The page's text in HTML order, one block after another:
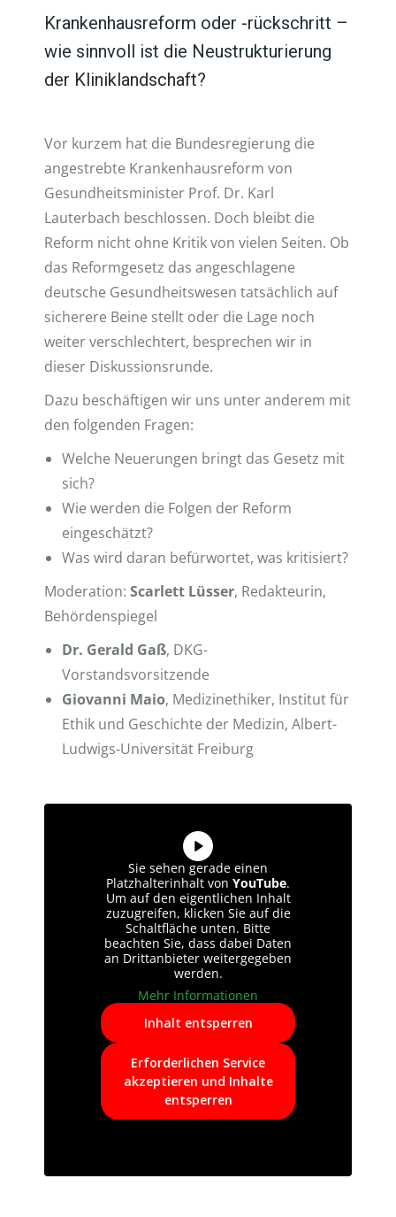
Krankenhausreform oder -rückschritt –
wie sinnvoll ist die Neustrukturierung
der Kliniklandschaft?
Vor kurzem hat die Bundesregierung die
angestrebte Krankenhausreform von
Gesundheitsminister Prof. Dr. Karl
Lauterbach beschlossen. Doch bleibt die
Reform nicht ohne Kritik von vielen Seiten. Ob
das Reformgesetz das angeschlagene
deutsche Gesundheitswesen tatsächlich auf
sicherere Beine stellt oder die Lage noch
weiter verschlechtert, besprechen wir in
dieser Diskussionsrunde.
Dazu beschäftigen wir uns unter anderem mit
den folgenden Fragen:
Welche Neuerungen bringt das Gesetz mit
sich?
Wie werden die Folgen der Reform
eingeschätzt?
Was wird daran befürwortet, was kritisiert?
Moderation: Scarlett Lüsser, Redakteurin,
Behördenspiegel
Dr. Gerald Gaß, DKG-
Vorstandsvorsitzende
Giovanni Maio, Medizinethiker, Institut für
Ethik und Geschichte der Medizin, Albert-
Ludwigs-Universität Freiburg
Sie sehen gerade einen
Platzhalterinhalt von YouTube.
Um auf den eigentlichen Inhalt
zuzugreifen, klicken Sie auf die
Schaltfläche unten. Bitte
beachten Sie, dass dabei Daten
an Drittanbieter weitergegeben
werden.
Mehr Informationen
Inhalt entsperren
Erforderlichen Service
akzeptieren und Inhalte
entsperren